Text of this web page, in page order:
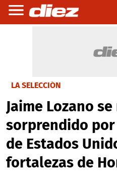
LA SELECCIÓN
Jaime Lozano
sorprendido
de Estados
fortalezas de